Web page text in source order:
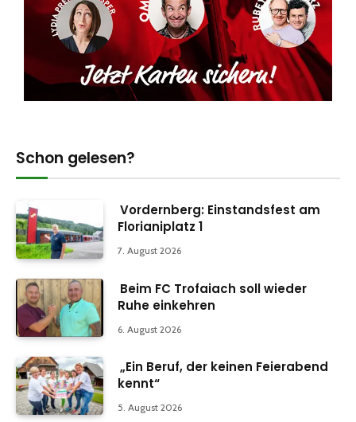
Schon gelesen?
Vordernberg: Einstandsfest am
Florianiplatz 1
7. August 2026
Beim FC Trofaiach soll wieder
Ruhe einkehren
6. August 2026
„Ein Beruf, der keinen Feierabend
kennt“
5. August 2026